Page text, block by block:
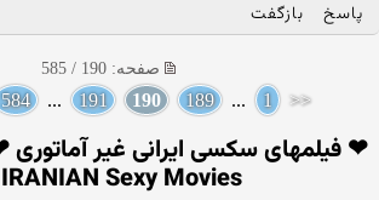
پاسخ بازگفت
صفحه: 190 / 585
<<
1
...
189
190
191
...
584
IRANIAN Sexy Movies ❤